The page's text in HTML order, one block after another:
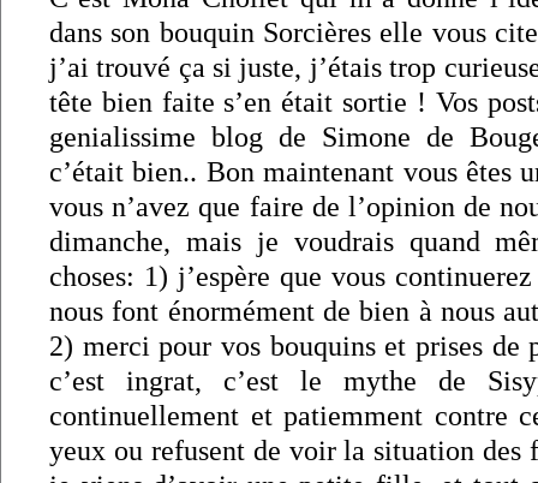
dans son bouquin Sorcières elle vous
j’ai trouvé ça si juste, j’étais trop
tête bien faite s’en était sortie ! Vos
genialissime blog de Simone de
c’était bien.. Bon maintenant vous êtes
vous n’avez que faire de l’opinion de
dimanche, mais je voudrais quand
choses: 1) j’espère que vous
nous font énormément de bien à nous
2) merci pour vos bouquins et prises de
c’est ingrat, c’est le mythe de
continuellement et patiemment contre
yeux ou refusent de voir la situation des